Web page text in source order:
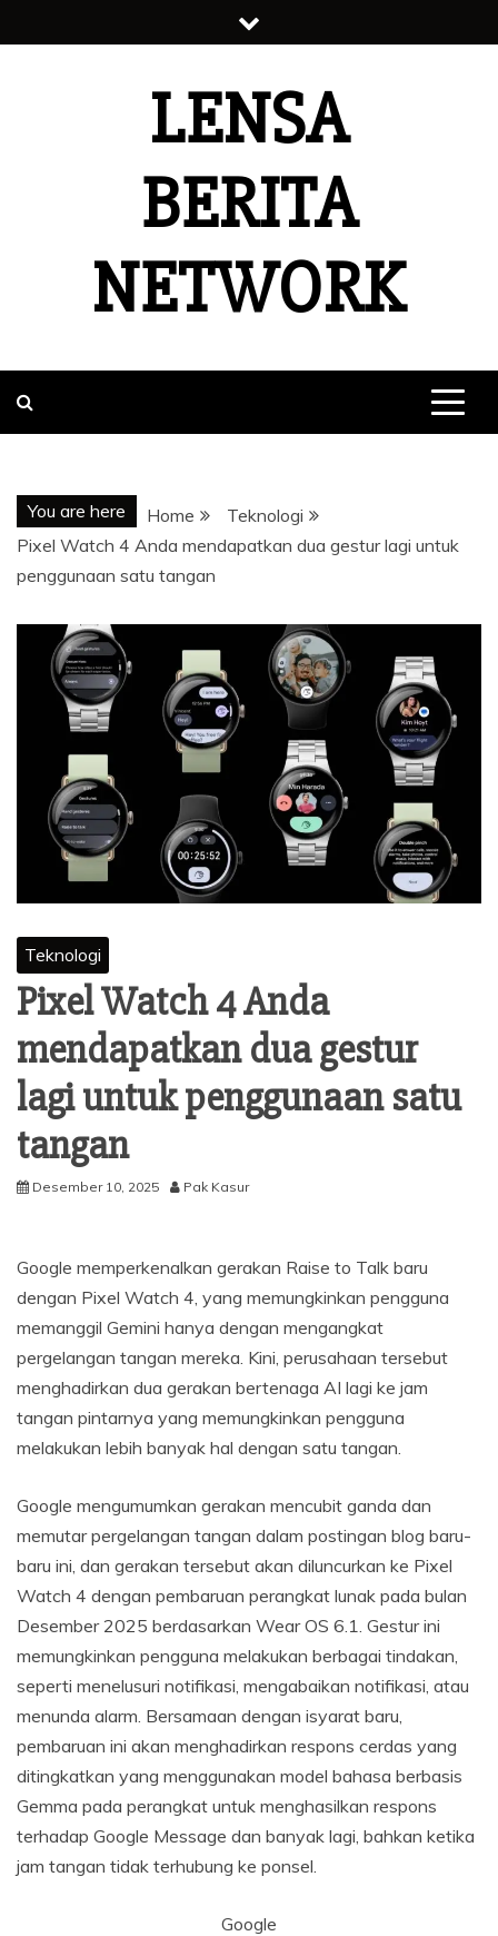
to
LENSA
BERITA
NETWORK
You are here Home
Teknologi
Pixel Watch 4 Anda mendapatkan dua gestur lagi untuk
penggunaan satu tangan
Teknologi
Pixel Watch 4 Anda
mendapatkan dua gestur
lagi untuk penggunaan satu
tangan
Desember 10, 2025 Pak Kasur
Google memperkenalkan gerakan Raise to Talk baru
dengan Pixel Watch 4, yang memungkinkan pengguna
memanggil Gemini hanya dengan mengangkat
pergelangan tangan mereka. Kini, perusahaan tersebut
menghadirkan dua gerakan bertenaga AI lagi ke jam
tangan pintarnya yang memungkinkan pengguna
melakukan lebih banyak hal dengan satu tangan.
Google mengumumkan gerakan mencubit ganda dan
memutar pergelangan tangan dalam postingan blog baru-
baru ini, dan gerakan tersebut akan diluncurkan ke Pixel
Watch 4 dengan pembaruan perangkat lunak pada bulan
Desember 2025 berdasarkan Wear OS 6.1. Gestur ini
memungkinkan pengguna melakukan berbagai tindakan,
seperti menelusuri notifikasi, mengabaikan notifikasi, atau
menunda alarm. Bersamaan dengan isyarat baru,
pembaruan ini akan menghadirkan respons cerdas yang
ditingkatkan yang menggunakan model bahasa berbasis
Gemma pada perangkat untuk menghasilkan respons
terhadap Google Message dan banyak lagi, bahkan ketika
jam tangan tidak terhubung ke ponsel.
Google